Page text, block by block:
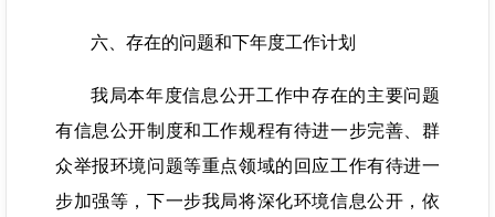
六、存在的问题和下年度工作计划
我局本年度信息公开工作中存在的主要问题
有信息公开制度和工作规程有待进一步完善、群
众举报环境问题等重点领域的回应工作有待进一
步加强等，下一步我局将深化环境信息公开，依